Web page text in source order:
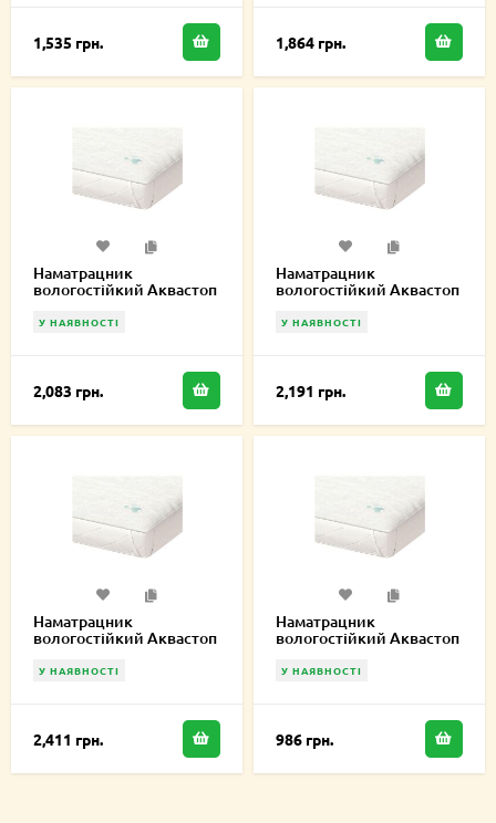
1,535 грн. 1,864 грн.
Наматрацник
вологостійкий Аквастоп
У НАЯВНОСТІ
2,083 грн.
Наматрацник
вологостійкий Аквастоп
У НАЯВНОСТІ
2,191 грн.
Наматрацник
вологостійкий Аквастоп
У НАЯВНОСТІ
2,411 грн.
Наматрацник
вологостійкий Аквастоп
У НАЯВНОСТІ
986 грн.